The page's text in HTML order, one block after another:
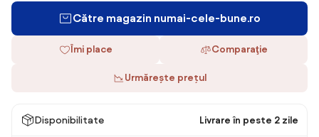
Către magazin numai-cele-bune.ro
Îmi place Comparaţie
Urmărește prețul
Disponibilitate Livrare în peste 2 zile